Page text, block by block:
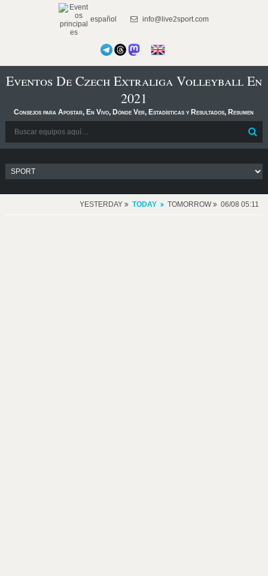
español info@live2sport.com
Eventos De Czech Extraliga Volleyball En
2021
Consejos para Apostar, En Vivo, Dónde Ver, Estadísticas y Resultados, Resumen
YESTERDAY TODAY TOMORROW 06/08 05:11